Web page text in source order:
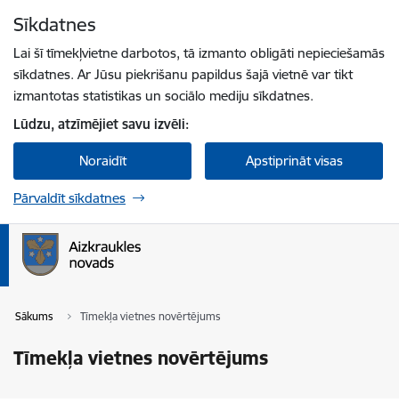
Sīkdatnes
Lai šī tīmekļvietne darbotos, tā izmanto obligāti nepieciešamās
sīkdatnes. Ar Jūsu piekrišanu papildus šajā vietnē var tikt
izmantotas statistikas un sociālo mediju sīkdatnes.
Lūdzu, atzīmējiet savu izvēli:
Noraidīt Apstiprināt visas
Pārvaldīt sīkdatnes
Sākums Tīmekļa vietnes novērtējums
Tīmekļa vietnes novērtējums